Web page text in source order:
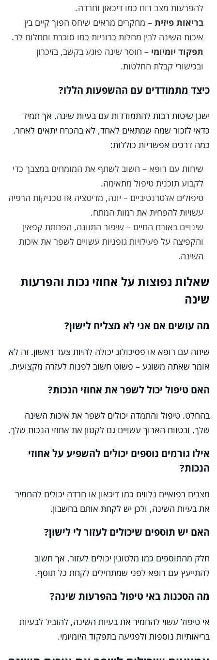
להפרעות מצב רוח כמו דיכאון וחרדה.
בריאות פיזית – מחקרים מראים שיחס הפוך קיים בין
איכות השינה לבין מחלות כרוניות כמו סוכרת ומחלות לב.
תפקוד יומיומי – חוסר שינה פוגע בקשב, בזיכרון
ובכישורי קבלת החלטות.
כיצד מתמודדים עם ההשפעות הללו?
ישנן שיטות רבות להתמודדות עם בעיות שינה, אך תמיד
כדאי לזכור שמה שמתאים לאחד, לא בהכרח יתאים לאחר.
כמה דרכים אפשריות כוללות:
שיחות עם רופא – חשוב לשתף את המומחים במצבך כדי
לקבוע תוכנית טיפול מתאימה.
טיפולים אלטרנטיביים – יוגה, מדיטציה או טכניקות הרפיה
עשויות להפחית את רמות המתח.
שינויים באורח החיים – שיפור התזונה, הפחתת קפאין
והקפיצה על פעילויות גופניות עשויים לשפר את איכות
השינה.
שאלות נפוצות על אחוזי נכות והפרעות
שינה
מה עושים אם אני לא מצליח לישון?
שיחה עם רופא או פסיכולוג יכולה להיות צעד ראשון. זה לא
אומר שאתה משוגע – פשוט חשוב לפנות לעזרה מקצועית.
האם טיפול יכול לשפר את אחוזי הנכות?
בהחלט. טיפול והתמדה יכולים לשפר את איכות השינה
שלך, ובטווח הארוך עשויים גם לקטון את אחוזי הנכות שלך.
אילו גורמים נוספים יכולים להשפיע על אחוזי
הנכות?
מצבים רפואיים נלווים כמו דיכאון או חרדה יכולים להחמיר
את בעיות השינה, ולכן יש לקחת אותם בחשבון.
האם יש תוספים שיכולים לעזור לי לישון?
חלק מהתוספים כמו מלטונין יכולים לעזור, אך חשוב
להתייעץ עם רופא לפני שמתחילים לקחת כל תוסף.
מה הסכנות באי טיפול בהפרעות שינה?
אי טיפול עשוי להחמיר את בעיות השינה, להוביל לבעיות
בריאותיות נוספות ולפגיעה בתפקוד היומיומי.